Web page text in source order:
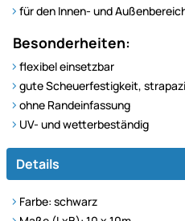
für den Innen- und
Besonderheiten:
flexibel einsetzbar
gute Scheuerfestigkeit,
ohne Randeinfassung
UV- und wetterbeständig
Details
Farbe: schwarz